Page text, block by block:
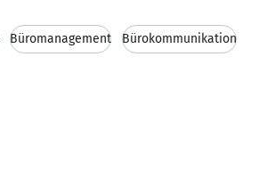
Büromanagement Bürokommunikation